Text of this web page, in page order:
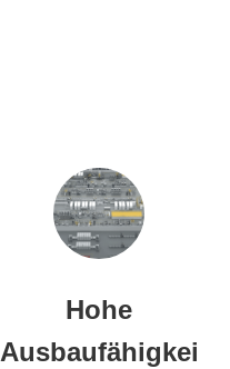
Hohe
Ausbaufähigkei